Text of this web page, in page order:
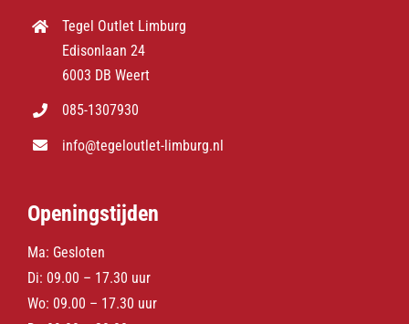
Tegel Outlet Limburg
Edisonlaan 24
6003 DB Weert
085-1307930
info@tegeloutlet-limburg.nl
Openingstijden
Ma: Gesloten
Di: 09.00 – 17.30 uur
Wo: 09.00 – 17.30 uur